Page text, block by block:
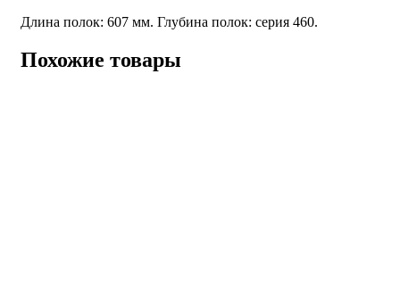
Длина полок: 607 мм. Глубина полок: серия 460.
Похожие товары